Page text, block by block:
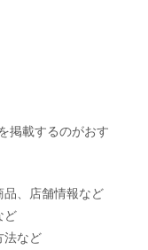
掲載するのがおす
品、店舗情報など
ど
法など